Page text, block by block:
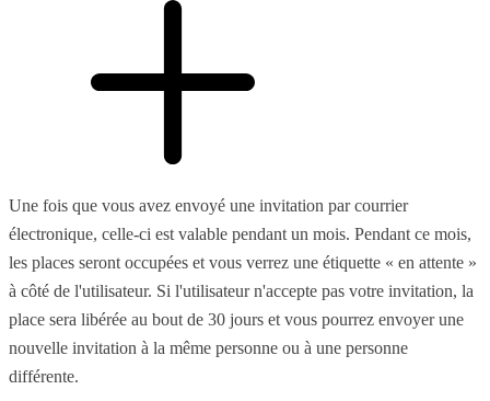
Une fois que vous avez envoyé une invitation par courrier
électronique, celle-ci est valable pendant un mois. Pendant ce mois,
les places seront occupées et vous verrez une étiquette « en attente »
à côté de l'utilisateur. Si l'utilisateur n'accepte pas votre invitation, la
place sera libérée au bout de 30 jours et vous pourrez envoyer une
nouvelle invitation à la même personne ou à une personne
différente.